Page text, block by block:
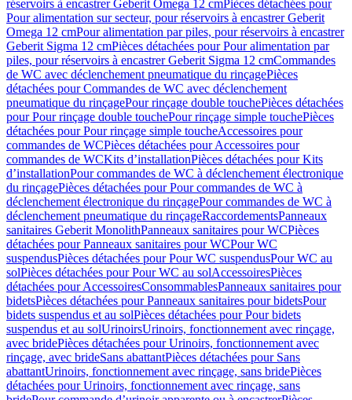
réservoirs à encastrer Geberit Omega 12 cmPièces détachées pour
Pour alimentation sur secteur, pour réservoirs à encastrer Geberit
Omega 12 cmPour alimentation par piles, pour réservoirs à encastrer
Geberit Sigma 12 cmPièces détachées pour Pour alimentation par
piles, pour réservoirs à encastrer Geberit Sigma 12 cmCommandes
de WC avec déclenchement pneumatique du rinçagePièces
détachées pour Commandes de WC avec déclenchement
pneumatique du rinçagePour rinçage double touchePièces détachées
pour Pour rinçage double touchePour rinçage simple touchePièces
détachées pour Pour rinçage simple toucheAccessoires pour
commandes de WCPièces détachées pour Accessoires pour
commandes de WCKits d’installationPièces détachées pour Kits
d’installationPour commandes de WC à déclenchement électronique
du rinçagePièces détachées pour Pour commandes de WC à
déclenchement électronique du rinçagePour commandes de WC à
déclenchement pneumatique du rinçageRaccordementsPanneaux
sanitaires Geberit MonolithPanneaux sanitaires pour WCPièces
détachées pour Panneaux sanitaires pour WCPour WC
suspendusPièces détachées pour Pour WC suspendusPour WC au
solPièces détachées pour Pour WC au solAccessoiresPièces
détachées pour AccessoiresConsommablesPanneaux sanitaires pour
bidetsPièces détachées pour Panneaux sanitaires pour bidetsPour
bidets suspendus et au solPièces détachées pour Pour bidets
suspendus et au solUrinoirsUrinoirs, fonctionnement avec rinçage,
avec bridePièces détachées pour Urinoirs, fonctionnement avec
rinçage, avec brideSans abattantPièces détachées pour Sans
abattantUrinoirs, fonctionnement avec rinçage, sans bridePièces
détachées pour Urinoirs, fonctionnement avec rinçage, sans